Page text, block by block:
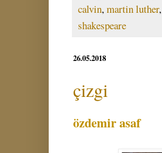
calvin,martin luther,
shakespeare
26.05.2018
çizgi
özdemir asaf